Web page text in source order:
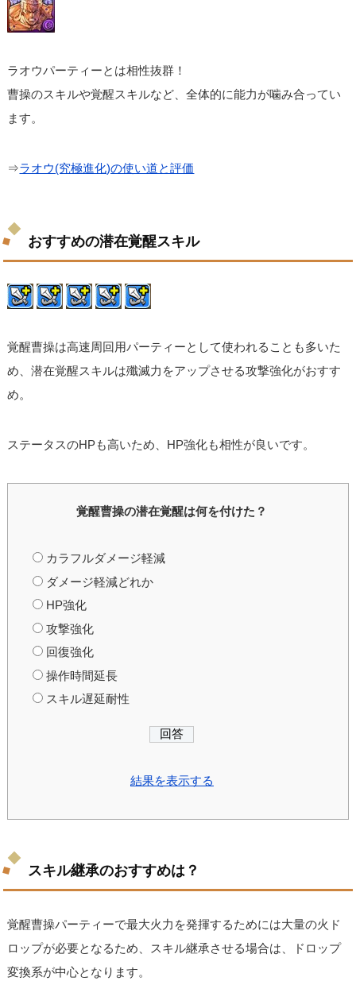
ラオウパーティーとは相性抜群！
曹操のスキルや覚醒スキルなど、全体的に能力が噛み合ってい
ます。
⇒ラオウ(究極進化)の使い道と評価
おすすめの潜在覚醒スキル
覚醒曹操は高速周回用パーティーとして使われることも多いた
め、潜在覚醒スキルは殲滅力をアップさせる攻撃強化がおすす
め。
ステータスのHPも高いため、HP強化も相性が良いです。
覚醒曹操の潜在覚醒は何を付けた？
カラフルダメージ軽減
ダメージ軽減どれか
HP強化
攻撃強化
回復強化
操作時間延長
スキル遅延耐性
結果を表示する
スキル継承のおすすめは？
覚醒曹操パーティーで最大火力を発揮するためには大量の火ド
ロップが必要となるため、スキル継承させる場合は、ドロップ
変換系が中心となります。